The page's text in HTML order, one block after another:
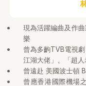
現為活躍編曲及作
樂
曾為多齣TVB電視
江湖大佬」、「超
曾遠赴 美國波士頓
曾應香港國際機場